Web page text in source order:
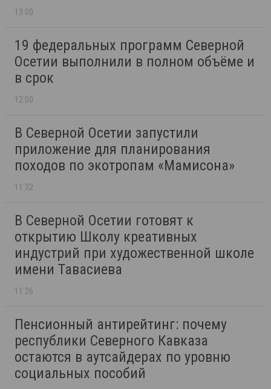
13:00
19 федеральных программ Северной
Осетии выполнили в полном объёме и
в срок
12:00
В Северной Осетии запустили
приложение для планирования
походов по экотропам «Мамисона»
11:32
В Северной Осетии готовят к
открытию Школу креативных
индустрий при художественной школе
имени Тавасиева
11:26
Пенсионный антирейтинг: почему
республики Северного Кавказа
остаются в аутсайдерах по уровню
социальных пособий